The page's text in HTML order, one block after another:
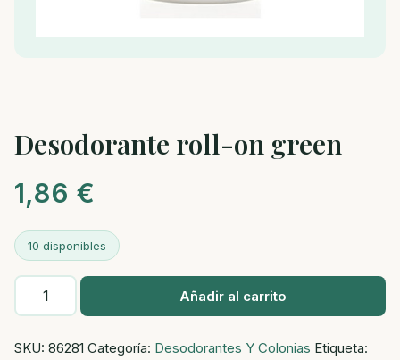
Desodorante roll-on green
1,86 €
10 disponibles
Desodorante
green
Añadir al carrito
SKU: 86281 Categoría: Desodorantes Y Colonias Etiqueta: